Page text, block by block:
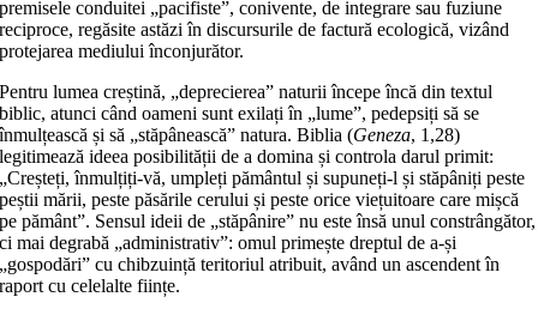
premisele conduitei „pacifiste”, conivente, de integrare sau fuziune
reciproce, regăsite astăzi în discursurile de factură ecologică, vizând
protejarea mediului înconjurător.
Pentru lumea creștină, „deprecierea” naturii începe încă din textul
biblic, atunci când oameni sunt exilați în „lume”, pedepsiți să se
înmulțească și să „stăpânească” natura. Biblia (Geneza, 1,28)
legitimează ideea posibilității de a domina și controla darul primit:
„Creșteți, înmulțiți-vă, umpleți pământul și supuneți-l și stăpâniți peste
peștii mării, peste păsările cerului și peste orice viețuitoare care mișcă
pe pământ”. Sensul ideii de „stăpânire” nu este însă unul constrângător,
ci mai degrabă „administrativ”: omul primește dreptul de a-și
„gospodări” cu chibzuință teritoriul atribuit, având un ascendent în
raport cu celelalte ființe.